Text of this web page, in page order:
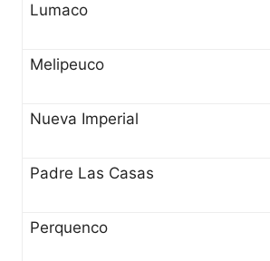
Lumaco
Melipeuco
Nueva Imperial
Padre Las Casas
Perquenco